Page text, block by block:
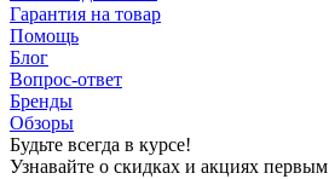
Гарантия на товар
Помощь
Блог
Вопрос-ответ
Бренды
Обзоры
Будьте всегда в курсе!
Узнавайте о скидках и акциях первым